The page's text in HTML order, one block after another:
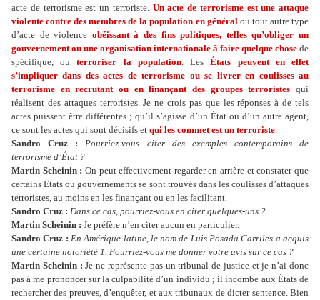
acte de terrorisme est un terroriste. Un acte de terrorisme est une attaque
violente contre des membres de la population en généralou tout autre type
d’acte de violence obéissant à des fins politiques, telles qu’obliger un
gouvernement ou une organisation internationale à faire quelque chose de
spécifique, ou terroriser la population. Les États peuvent en effet
s’impliquer dans des actes de terrorisme ou se livrer en coulisses au
terrorisme en recrutant ou en finançant des groupes terroristes qui
réalisent des attaques terroristes. Je ne crois pas que les réponses à de tels
actes puissent être différentes ; qu’il s’agisse d’un État ou d’un autre agent,
ce sont les actes qui sont décisifs et qui les commet est un terroriste.
Sandro Cruz :
Pourriez-vous citer des exemples contemporains de
terrorisme d’État ?
Martin Scheinin : On peut effectivement regarder en arrière et constater que
certains États ou gouvernements se sont trouvés dans les coulisses d’attaques
terroristes, au moins en les finançant ou en les facilitant.
Sandro Cruz : Dans ce cas, pourriez-vous en citer quelques-uns ?
Martin Scheinin : Je préfère n’en citer aucun en particulier.
Sandro Cruz : En Amérique latine, le nom de Luis Posada Carriles a acquis
une certaine notoriété 1. Pourriez-vous me donner votre avis sur ce cas ?
Martin Scheinin : Je ne représente pas un tribunal de justice et je n’ai donc
pas à me prononcer sur la culpabilité d’un individu ; il incombe aux États de
rechercher des preuves, d’enquêter, et aux tribunaux de dicter sentence. Bien